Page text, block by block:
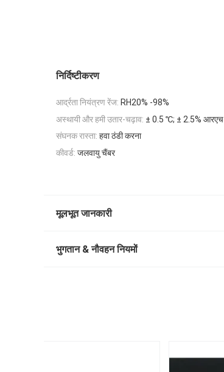
निर्दिष्टीकरण
आर्द्रता नियंत्रण रेंज: RH20% -98%
अस्थायी और हमी उतार-चढ़ाव: ± 0.5 ℃; ± 2.5% आरएच
संघनक रास्ता: हवा ठंडी करना
कीवर्ड: जलवायु चैंबर
मूलभूत जानकारी
भुगतान & नौवहन नियमों